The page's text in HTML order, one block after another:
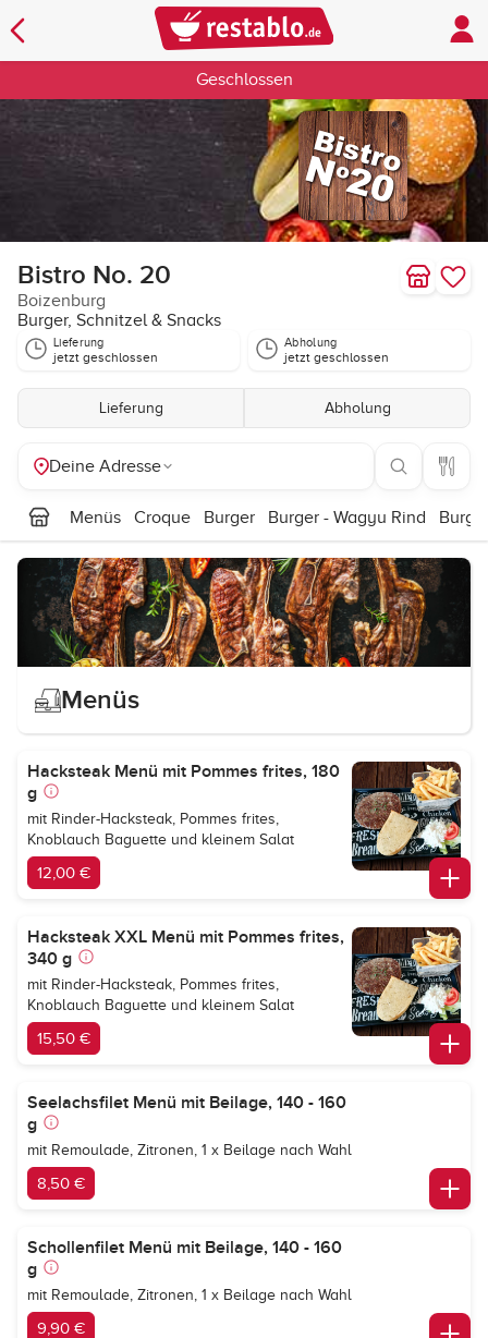
Geschlossen
Bistro No. 20
Boizenburg
Burger, Schnitzel & Snacks
Lieferung
jetzt geschlossen
Abholung
jetzt geschlossen
Lieferung Abholung
Deine Adresse
Menüs Croque Burger Burger - Wagyu Rind
Menüs
Hacksteak Menü mit Pommes frites, 180
g
mit Rinder-Hacksteak, Pommes frites,
Knoblauch Baguette und kleinem Salat
12,00 €
Hacksteak XXL Menü mit Pommes frites,
340 g
mit Rinder-Hacksteak, Pommes frites,
Knoblauch Baguette und kleinem Salat
15,50 €
Seelachsfilet Menü mit Beilage, 140 - 160
g
mit Remoulade, Zitronen, 1 x Beilage nach Wahl
8,50 €
Schollenfilet Menü mit Beilage, 140 - 160
g
mit Remoulade, Zitronen, 1 x Beilage nach Wahl
9,90 €